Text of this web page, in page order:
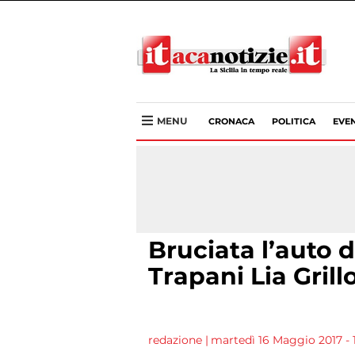
MENU CRONACA POLITICA
Bruciata l’auto
Trapani Lia
redazione | martedì 16 Maggio 2017 -